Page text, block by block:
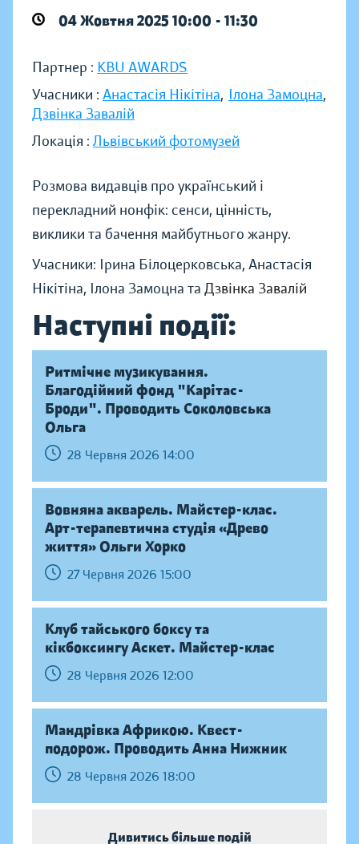
04 Жовтня 2025 10:00 - 11:30
Партнер : KBU AWARDS
Учасники : Анастасія Нікітіна, Ілона Замоцна,
Дзвінка Завалій
Локація : Львівський фотомузей
Розмова видавців про український і
перекладний нонфік: сенси, цінність,
виклики та бачення майбутнього жанру.
Учасники: Ірина Білоцерковська, Анастасія
Нікітіна, Ілона Замоцна та Дзвінка Завалій
Наступні події:
Ритмічне музикування.
Благодійний фонд "Карітас-
Броди". Проводить Соколовська
Ольга
28 Червня 2026 14:00
Вовняна акварель. Майстер-клас.
Арт-терапевтична студія «Древо
життя» Ольги Хорко
27 Червня 2026 15:00
Клуб тайського боксу та
кікбоксингу Аскет. Майстер-клас
28 Червня 2026 12:00
Мандрівка Африкою. Квест-
подорож. Проводить Анна Нижник
28 Червня 2026 18:00
Дивитись більше подій